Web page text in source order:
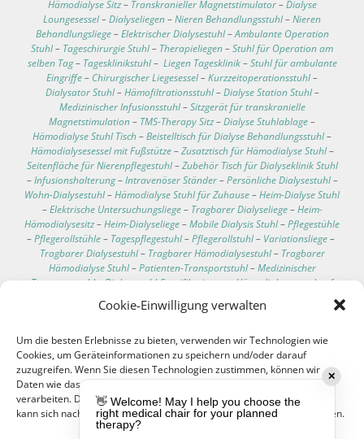
Cookie-Einwilligung verwalten
Um die besten Erlebnisse zu bieten, verwenden wir Technologien wie
Cookies, um Geräteinformationen zu speichern und/oder darauf
zuzugreifen. Wenn Sie diesen Technologien zustimmen, können wir
Daten wie das Surfverhalten oder eindeutige IDs auf dieser Website
verarbeiten. Die Nichteinwilligung oder der Widerruf der Einwilligung
kann sich nachteilig auf bestimmte Merkmale und Funktionen auswirken.
Hämodialyse Sitz– Transkranieller Magnetstimulator–Dialyse
Loungesessel–Dialyseliegen–Nieren Behandlungsstuhl–Nieren
Behandlungsliege–Elektrischer Dialysestuhl–Ambulante Operation
Stuhl– Tageschirurgie Stuhl– Therapieliegen–Stuhl für Operation am
selben Tag– Tagesklinikstuhl– Liegen Tagesklinik–Stuhl für ambulante
Eingriffe– Chirurgischer Liegesessel–Kurzzeitoperationsstuhl–
Dialysator Stuhl–Hämofiltrationsstuhl–Dialyse Station Stuhl–
Medizinischer Infusionsstuhl–Sitzgerät für transkranielle
Magnetstimulation– TMS-Therapy Sitz–Dialyse Stuhlablage–
Hämodialyse Stuhl Tisch–Beistelltisch für Dialyse Behandlungsstuhl–
Hämodialysesessel mit Fußstütze–Zusatztisch für Hämodialyse Stuhl–
Seitenfläche für Nierenpflegestuhl–Zubehör Tisch für Dialyseklinik Stuhl
–Infusionshalterung–Intravenöser Ständer–Persönliche Dialysestuhl–
Wohn-Dialysestuhl–Hämodialyse Stuhl für Zuhause–Heim-Dialyse Stuhl
–Elektrische Untersuchungsliege– Tragbarer Dialyseliege–Heim-
Hämodialysesitz–Heim-Dialyseliege–Mobile Dialysis Stuhl–Pflegestühle
–Pflegerollstühle– Tagespflegestuhl–Pflegerollstuhl– Variationsliege–
Tragbarer Dialysestuhl– Tragbarer Hämodialysestuhl– Tragbarer
Hämodialyse Stuhl–Patienten-Transportstuhl–Medizinischer
Transportstuhl– Dialysestuhl-Spezifikationen
Hämodialysesessel auf
Bester Liegesessel für Dialysepatienten
Bequeme Dialyse Stühle
Technische Daten des Dialysestuhls–Klinischer Pflegeliegesessel
Bluttransfusionsliege –Chemotherapie Stuhl–Blutspende Liege–
Infusions Liegesessel–Hämodialyse Patient Stuhl–Dialysepatienten
Stuhl–Multifunktionaler Stuhl–Dialyse-Behandlungsliege–
Bluttransfusion Stuhl
Multifunktionsstuhl–Transfusions-Stuhl–Patienten-Stuhl
Behandlungstisch–Elektrischer Behandlungstisch–Untersuchungsliege
mit verstellbarer Rückenlehne
✕
👋 Welcome! May I help you choose the
right medical chair for your planned
therapy?